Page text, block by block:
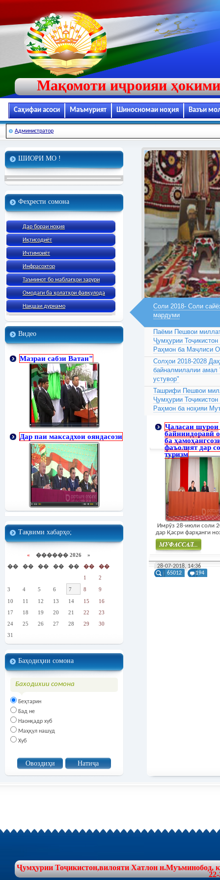
Мақомоти иҷроияи
Саҳифаи асоси Маъмурият Шиносномаи ноҳия Вазъи
Администратор
ШИОРИ МО !
Феҳрести сомона
Дар бораи ноҳия
Иқтисодиёт
Ичтимоиёт
Инфрасохтор
Таъминот бо маблағҳои зарури
Омодаги ба ҳолатҳои фавқулода
Нақшаи дурнамо
Видео
Мазраи сабзи Ватан"
Дар паи максадхои ояндасози
Тақвими хабарҳо;
« ������ 2026 »
��
�� �� �� �� ��
��
1
2
3
4 5 6 7 8
9
10
11 12 13 14 15
16
17
18 19 20 21 22
23
24
25 26 27 28 29
30
31
Баҳодиҳии сомона
Баходихии сомона
Беҳтарин
Бад не
Наонқадр хуб
Маҳқул нашуд
Хуб
Соли 2018- Соли
мардуми
Паёми Пешвои
Ҷумҳурии
Раҳмон ба Маҷлиси
Солҳои 2018-2028
байналмилалии
устувор"
Ташрифи Пешвои
Ҷумҳурии
Раҳмон ба ноҳияи
Ҷаласаи шурои
байниидоравӣ
ба
фаъолият дар
туризм
Имрӯз 28-июли соли
дар Қасри фарҳанги
Муфасал
28-07-2018, 14:36
65012
194
Ҷумҳурии Тоҷикистон,вилояти Хатлон н.Муъминобод,